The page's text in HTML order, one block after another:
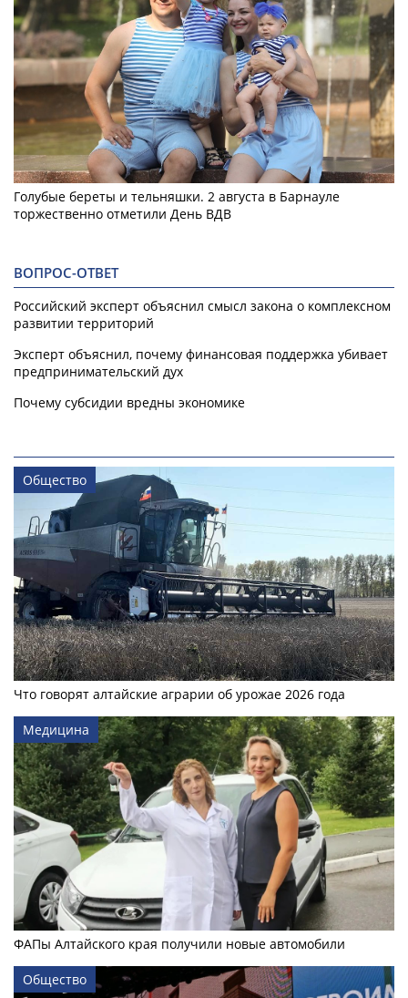
Голубые береты и тельняшки. 2 августа в Барнауле
торжественно отметили День ВДВ
ВОПРОС-ОТВЕТ
Российский эксперт объяснил смысл закона о комплексном
развитии территорий
Эксперт объяснил, почему финансовая поддержка убивает
предпринимательский дух
Почему субсидии вредны экономике
Общество
Что говорят алтайские аграрии об урожае 2026 года
Медицина
ФАПы Алтайского края получили новые автомобили
Общество